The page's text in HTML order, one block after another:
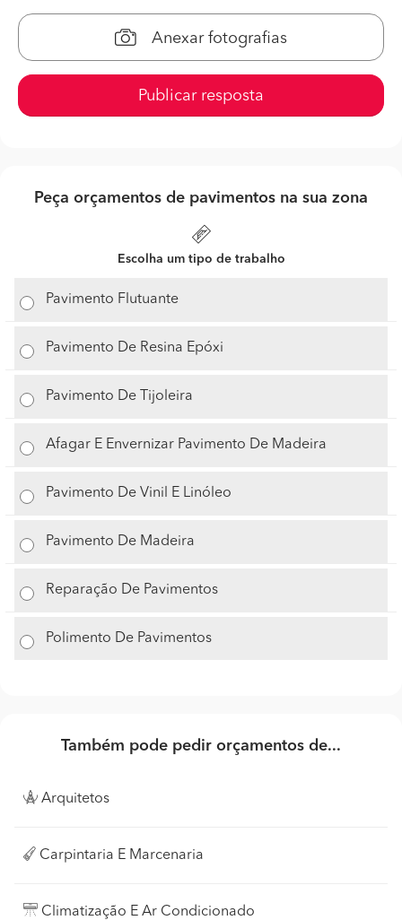
Anexar fotografias
Publicar resposta
Peça orçamentos de pavimentos na sua zona
Escolha um tipo de trabalho
Pavimento Flutuante
Pavimento De Resina Epóxi
Pavimento De Tijoleira
Afagar E Envernizar Pavimento De Madeira
Pavimento De Vinil E Linóleo
Pavimento De Madeira
Reparação De Pavimentos
Polimento De Pavimentos
Também pode pedir orçamentos de...
Arquitetos
Carpintaria E Marcenaria
Climatização E Ar Condicionado